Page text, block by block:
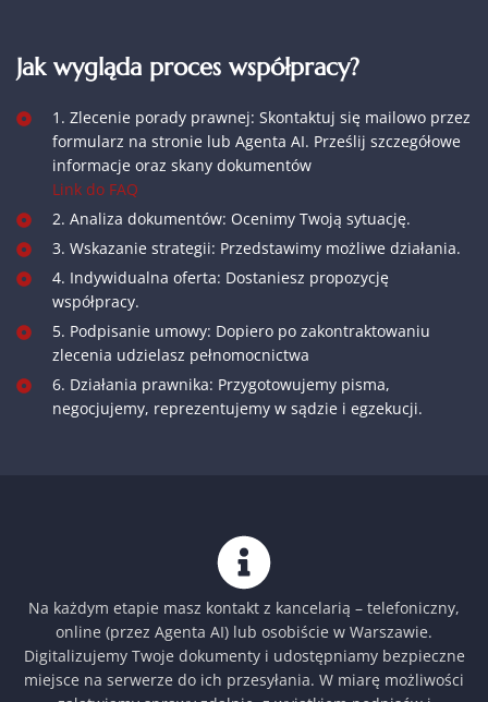
Jak wygląda proces współpracy?
1. Zlecenie porady prawnej: Skontaktuj się mailowo przez
formularz na stronie lub Agenta AI. Prześlij szczegółowe
informacje oraz skany dokumentów
Link do FAQ
2. Analiza dokumentów: Ocenimy Twoją sytuację.
3. Wskazanie strategii: Przedstawimy możliwe działania.
4. Indywidualna oferta: Dostaniesz propozycję
współpracy.
5. Podpisanie umowy: Dopiero po zakontraktowaniu
zlecenia udzielasz pełnomocnictwa
6. Działania prawnika: Przygotowujemy pisma,
negocjujemy, reprezentujemy w sądzie i egzekucji.
Na każdym etapie masz kontakt z kancelarią – telefoniczny,
online (przez Agenta AI) lub osobiście w Warszawie.
Digitalizujemy Twoje dokumenty i udostępniamy bezpieczne
miejsce na serwerze do ich przesyłania. W miarę możliwości